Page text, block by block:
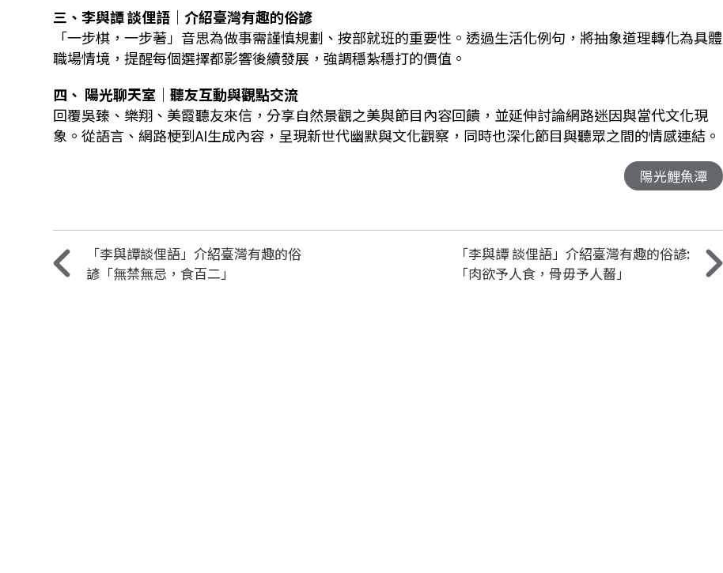
三、李與譚 談俚語｜介紹臺灣有趣的俗諺
「一步棋，一步著」音思為做事需謹慎規劃、按部就班的重要性。透過生活化例句，將抽象道理轉化為具體
職場情境，提醒每個選擇都影響後續發展，強調穩紮穩打的價值。
四、 陽光聊天室｜聽友互動與觀點交流
回覆吳臻、樂翔、美霞聽友來信，分享自然景觀之美與節目內容回饋，並延伸討論網路迷因與當代文化現
象。從語言、網路梗到AI生成內容，呈現新世代幽默與文化觀察，同時也深化節目與聽眾之間的情感連結。
陽光鯉魚潭
「李與譚談俚語」介紹臺灣有趣的俗
諺「無禁無忌，食百二」
「李與譚 談俚語」介紹臺灣有趣的俗諺:
「肉欲予人食，骨毋予人齧」